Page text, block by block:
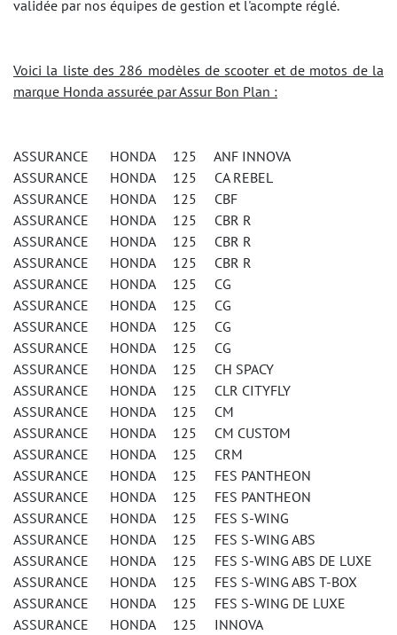
validée par nos équipes de gestion et l'acompte réglé.
Voici la liste des 286 modèles de scooter et de motos de la
marque Honda assurée par Assur Bon Plan :
ASSURANCE HONDA 125 ANF INNOVA
ASSURANCE HONDA 125 CA REBEL
ASSURANCE HONDA 125 CBF
ASSURANCE HONDA 125 CBR R
ASSURANCE HONDA 125 CBR R
ASSURANCE HONDA 125 CBR R
ASSURANCE HONDA 125 CG
ASSURANCE HONDA 125 CG
ASSURANCE HONDA 125 CG
ASSURANCE HONDA 125 CG
ASSURANCE HONDA 125 CH SPACY
ASSURANCE HONDA 125 CLR CITYFLY
ASSURANCE HONDA 125 CM
ASSURANCE HONDA 125 CM CUSTOM
ASSURANCE HONDA 125 CRM
ASSURANCE HONDA 125 FES PANTHEON
ASSURANCE HONDA 125 FES PANTHEON
ASSURANCE HONDA 125 FES S-WING
ASSURANCE HONDA 125 FES S-WING ABS
ASSURANCE HONDA 125 FES S-WING ABS DE LUXE
ASSURANCE HONDA 125 FES S-WING ABS T-BOX
ASSURANCE HONDA 125 FES S-WING DE LUXE
ASSURANCE HONDA 125 INNOVA